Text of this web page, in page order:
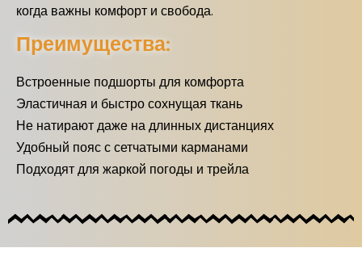
когда важны комфорт и свобода.
Преимущества:
Встроенные подшорты для комфорта
Эластичная и быстро сохнущая ткань
Не натирают даже на длинных дистанциях
Удобный пояс с сетчатыми карманами
Подходят для жаркой погоды и трейла